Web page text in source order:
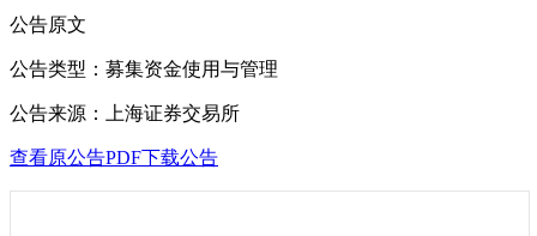
公告原文
公告类型：募集资金使用与管理
公告来源：上海证券交易所
查看原公告PDF下载公告